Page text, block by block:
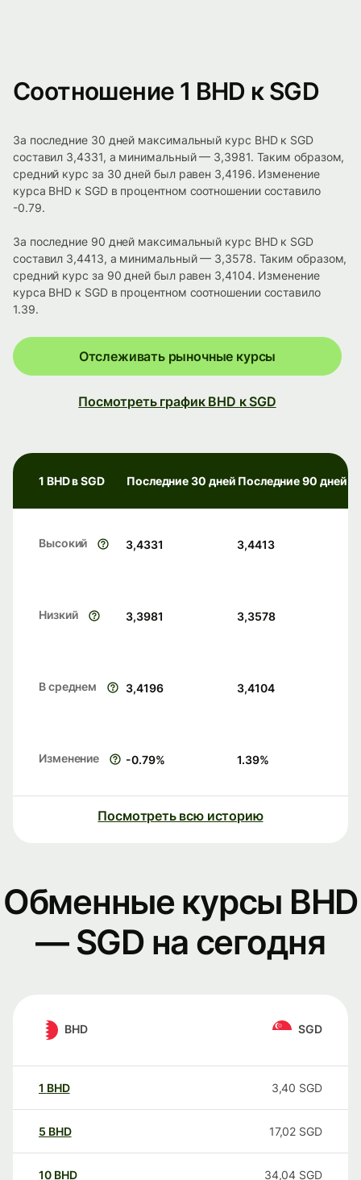
Соотношение 1 BHD к SGD
За последние 30 дней максимальный курс BHD к SGD
составил 3,4331, а минимальный — 3,3981. Таким образом,
средний курс за 30 дней был равен 3,4196. Изменение
курса BHD к SGD в процентном соотношении составило
-0.79.
За последние 90 дней максимальный курс BHD к SGD
составил 3,4413, а минимальный — 3,3578. Таким образом,
средний курс за 90 дней был равен 3,4104. Изменение
курса BHD к SGD в процентном соотношении составило
1.39.
Отслеживать рыночные курсы
Посмотреть график BHD к SGD
1 BHD в SGD Последние 30 дней Последние 90 дней
Высокий 3,4331 3,4413
Низкий 3,3981 3,3578
В среднем 3,4196 3,4104
Изменение -0.79% 1.39%
Посмотреть всю историю
Обменные курсы BHD
— SGD на сегодня
BHD SGD
1 BHD 3,40 SGD
5 BHD 17,02 SGD
10 BHD 34,04 SGD